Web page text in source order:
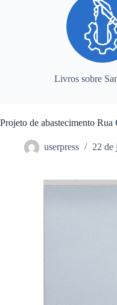
Livros sobre
Projeto de abastecimento Rua
userpress 22 de